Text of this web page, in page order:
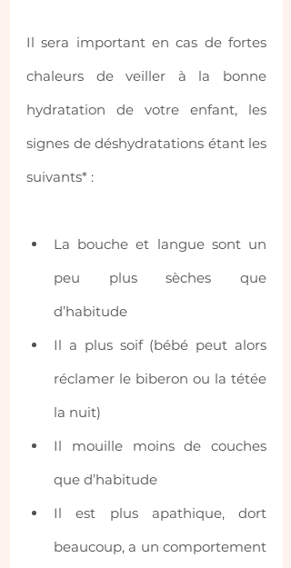
Il sera important en cas de fortes
chaleurs de veiller à la bonne
hydratation de votre enfant, les
signes de déshydratations étant les
suivants* :
La bouche et langue sont un
peu plus sèches que
d’habitude
Il a plus soif (bébé peut alors
réclamer le biberon ou la tétée
la nuit)
Il mouille moins de couches
que d’habitude
Il est plus apathique, dort
beaucoup, a un comportement